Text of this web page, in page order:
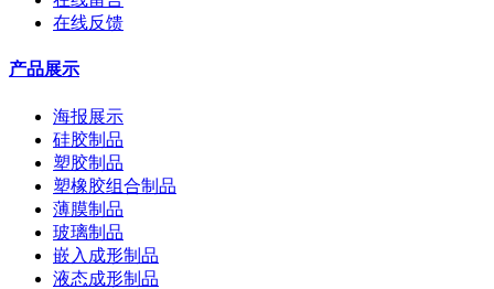
在线反馈
产品展示
海报展示
硅胶制品
塑胶制品
塑橡胶组合制品
薄膜制品
玻璃制品
嵌入成形制品
液态成形制品